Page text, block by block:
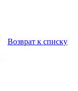
Возврат к списку